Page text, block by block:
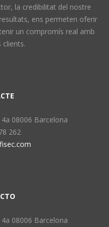
la credibilitat del nostre
ens permeten oferir
un compromís real amb
clients.
08006 Barcelona
262
08006 Barcelona